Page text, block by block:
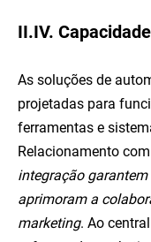
II.IV.
As soluções de
projetadas para
ferramentas e
Relacionamento
integração
aprimoram a
marketing. Ao